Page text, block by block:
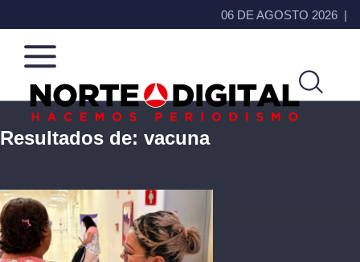
06 DE AGOSTO 2026
Norte
Juárez
Más
noticias,
hacemos periodismo
Resultados de: vacuna